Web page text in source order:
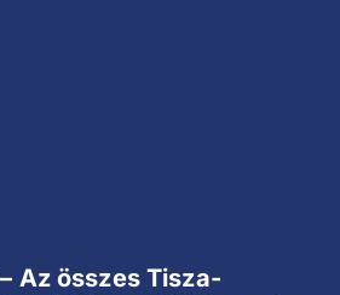
Az összes Tisza-